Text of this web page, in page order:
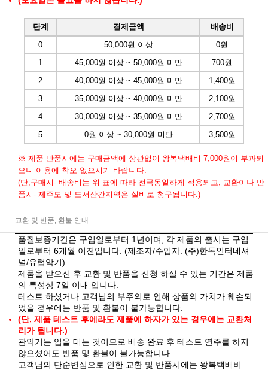
단계 결제금액
배송비
0
50,000원 이상
0원
1
45,000원 이상 ~ 50,000원 미만
700원
2
40,000원 이상 ~ 45,000원 미만
1,400원
3
35,000원 이상 ~ 40,000원 미만
2,100원
4
30,000원 이상 ~ 35,000원 미만
2,700원
5
0원 이상 ~ 30,000원 미만 3,500원
※ 제품 반품시에는 구매금액에 상관없이 왕복택배비 7,000원이 부과되
오니 이용에 착오 없으시기 바랍니다.
(단,구매시- 배송비는 위 표에 따라 전국동일하게 적용되고, 교환이나 반
품시- 제주도 및 도서산간지역은 실비로 청구됩니다.)
교환 및 반품, 환불 안내
품질보증기간은 구입일로부터 1년이며, 각 제품의 출시는 구입
일로부터 6개월 이전입니다. (제조자/수입자: (주)한독인터네셔
널/유럽악기)
제품을 받으신 후 교환 및 반품을 신청 하실 수 있는 기간은 제품
의 특성상 7일 이내 입니다.
테스트 하셨거나 고객님의 부주의로 인해 상품의 가치가 훼손되
었을 경우에는 반품 및 환불이 불가능합니다.
(단, 제품 테스트 후에라도 제품에 하자가 있는 경우에는 교환처
리가 됩니다.)
관악기는 입을 대는 것이므로 배송 완료 후 테스트 연주를 하지
않으셨어도 반품 및 환불이 불가능합니다.
고객님의 단순변심으로 인한 교환 및 반품시에는 왕복택배비